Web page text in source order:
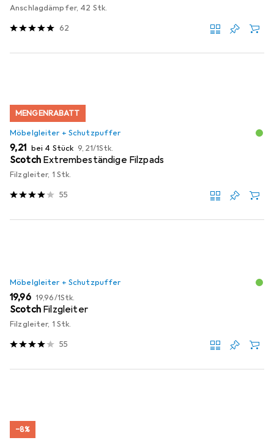
Anschlagdämpfer, 42 Stk.
62
MENGENRABATT
Möbelgleiter + Schutzpuffer
EUR
9,21 bei 4 Stück EUR
9,21/1Stk.
Scotch Extrembeständige Filzpads
Filzgleiter, 1 Stk.
55
Möbelgleiter + Schutzpuffer
EUR
19,96 EUR
19,96/1Stk.
Scotch Filzgleiter
Filzgleiter, 1 Stk.
55
−8%